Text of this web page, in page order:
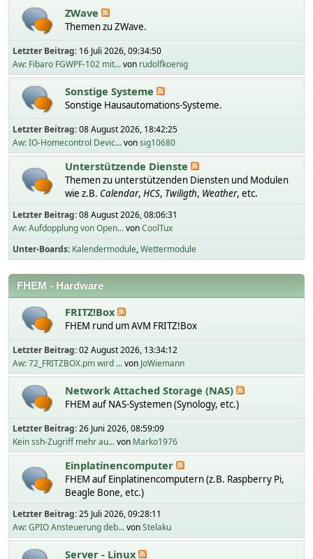
ZWave
Themen zu ZWave.
Letzter Beitrag: 16 Juli 2026, 09:34:50
Aw: Fibaro FGWPF-102 mit...von rudolfkoenig
Sonstige Systeme
Sonstige Hausautomations-Systeme.
Letzter Beitrag:08 August 2026, 18:42:25
Aw: IO-Homecontrol Devic...vonsig10680
Unterstützende Dienste
Themen zu unterstützenden Diensten und Modulen
wie z.B. Calendar, HCS, Twiligth, Weather, etc.
Letzter Beitrag:08 August 2026, 08:06:31
Aw: Aufdopplung von Open...vonCoolTux
Unter-Boards Kalendermodule Wettermodule
FHEM - Hardware
FRITZ!Box
FHEM rund um AVM FRITZ!Box
Letzter Beitrag:02 August 2026, 13:34:12
Aw: 72_FRITZBOX.pm wird ...von JoWiemann
Network Attached Storage (NAS)
FHEM auf NAS-Systemen (Synology, etc.)
Letzter Beitrag:26 Juni 2026, 08:59:09
Kein ssh-Zugriff mehr au...von Marko1976
Einplatinencomputer
FHEM auf Einplatinencomputern (z.B. Raspberry Pi,
Beagle Bone, etc.)
Letzter Beitrag:25 Juli 2026, 09:28:11
Aw: GPIO Ansteuerung deb...vonStelaku
Server - Linux